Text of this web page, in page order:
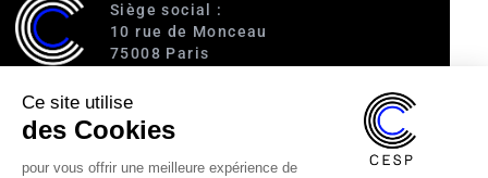
Siège social :
10 rue de Monceau
75008 Paris
Accès :
RER A (Charles de Gaulle-Étoile)
Ligne 1 (George V)
Ce site utilise
des Cookies
pour vous offrir une meilleure expérience de